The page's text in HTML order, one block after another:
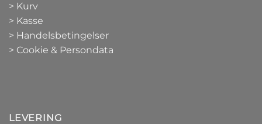
> Kurv
> Kasse
> Handelsbetingelser
> Cookie & Persondata
LEVERING